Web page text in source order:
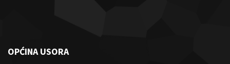
OPĆINA USORA